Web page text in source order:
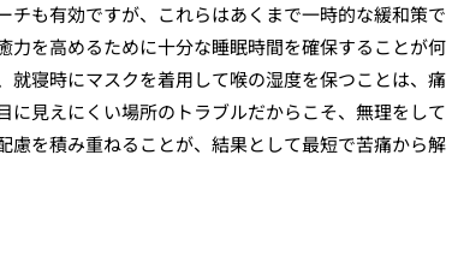
も有効ですが、これらはあくまで一時的な緩和策で
を高めるために十分な睡眠時間を確保することが何
寝時にマスクを着用して喉の湿度を保つことは、痛
見えにくい場所のトラブルだからこそ、無理をして
を積み重ねることが、結果として最短で苦痛から解